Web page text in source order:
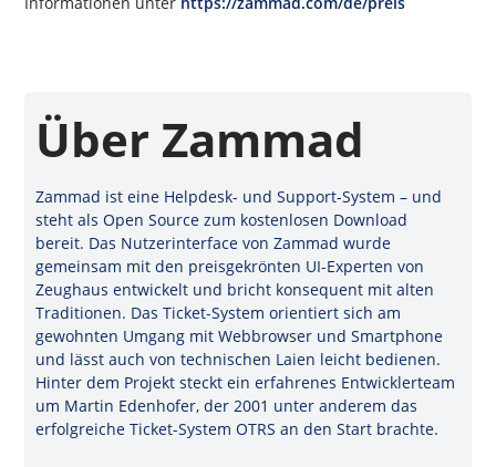
Über Zammad
Zammad ist eine Helpdesk- und Support-System – und
steht als Open Source zum kostenlosen Download
bereit. Das Nutzerinterface von Zammad wurde
gemeinsam mit den preisgekrönten UI-Experten von
Zeughaus entwickelt und bricht konsequent mit alten
Traditionen. Das Ticket-System orientiert sich am
gewohnten Umgang mit Webbrowser und Smartphone
und lässt auch von technischen Laien leicht bedienen.
Hinter dem Projekt steckt ein erfahrenes Entwicklerteam
um Martin Edenhofer, der 2001 unter anderem das
erfolgreiche Ticket-System OTRS an den Start brachte.